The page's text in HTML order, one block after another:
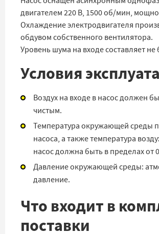
двигателем 220 В, 1500 об/мин,
Охлаждение электродвигателя
обдувом собственного вентилятора.
Уровень шума на входе составляет не
Условия
Воздух на входе в насос должен
чистым.
Температура окружающей среды
насоса, а также температура
насос должна быть в пределах от
Давление окружающей среды:
давление.
Что входит в
поставки